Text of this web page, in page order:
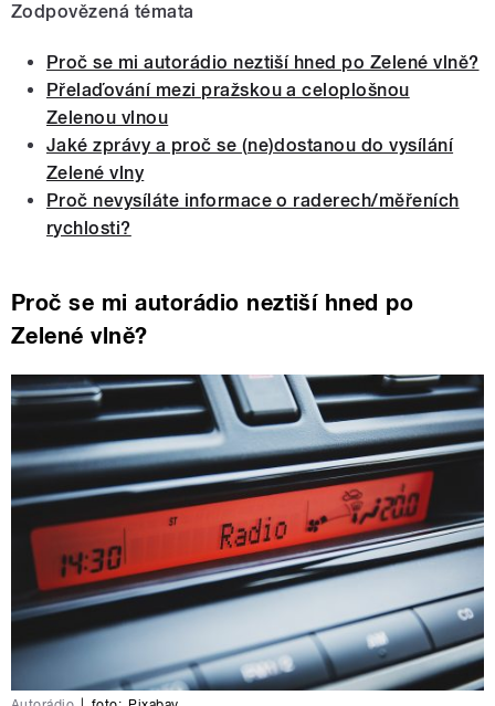
Zodpovězená témata
Proč se mi autorádio neztiší hned po Zelené vlně?
Přelaďování mezi pražskou a celoplošnou
Zelenou vlnou
Jaké zprávy a proč se (ne)dostanou do vysílání
Zelené vlny
Proč nevysíláte informace o raderech/měřeních
rychlosti?
Proč se mi autorádio neztiší hned po
Zelené vlně?